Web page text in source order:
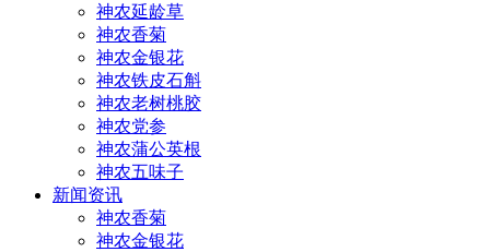
神农延龄草
神农香菊
神农金银花
神农铁皮石斛
神农老树桃胶
神农党参
神农蒲公英根
神农五味子
新闻资讯
神农香菊
神农金银花